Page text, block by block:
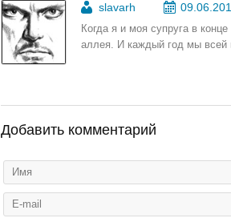
slavarh
Когда я и моя супруга в
аллея. И каждый год мы всей
Добавить комментарий